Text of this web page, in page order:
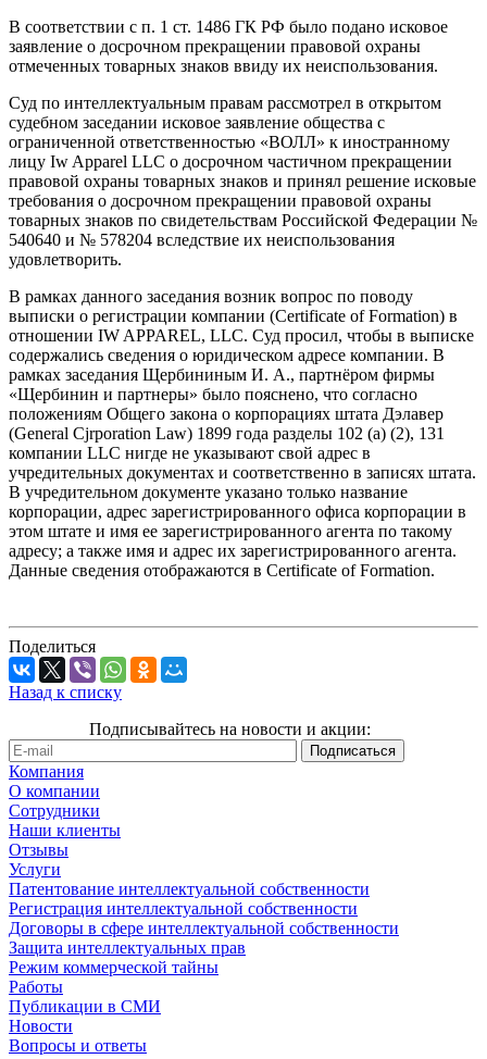
В соответствии с п. 1 ст. 1486 ГК РФ было подано исковое
заявление о досрочном прекращении правовой охраны
отмеченных товарных знаков ввиду их неиспользования.
Суд по интеллектуальным правам рассмотрел в открытом
судебном заседании исковое заявление общества с
ограниченной ответственностью «ВОЛЛ» к иностранному
лицу Iw Apparel LLC о досрочном частичном прекращении
правовой охраны товарных знаков и принял решение исковые
требования о досрочном прекращении правовой охраны
товарных знаков по свидетельствам Российской Федерации №
540640 и № 578204 вследствие их неиспользования
удовлетворить.
В рамках данного заседания возник вопрос по поводу
выписки о регистрации компании (Certificate of Formation) в
отношении IW APPAREL, LLC. Суд просил, чтобы в выписке
содержались сведения о юридическом адресе компании. В
рамках заседания Щербининым И. А., партнёром фирмы
«Щербинин и партнеры» было пояснено, что согласно
положениям Общего закона о корпорациях штата Дэлавер
(General Cjrporation Law) 1899 года разделы 102 (а) (2), 131
компании LLC нигде не указывают свой адрес в
учредительных документах и соответственно в записях штата.
В учредительном документе указано только название
корпорации, адрес зарегистрированного офиса корпорации в
этом штате и имя ее зарегистрированного агента по такому
адресу; а также имя и адрес их зарегистрированного агента.
Данные сведения отображаются в Certificate of Formation.
Поделиться
Назад к списку
Подписывайтесь на новости и акции:
Компания
О компании
Сотрудники
Наши клиенты
Отзывы
Услуги
Патентование интеллектуальной собственности
Регистрация интеллектуальной собственности
Договоры в сфере интеллектуальной собственности
Защита интеллектуальных прав
Режим коммерческой тайны
Работы
Публикации в СМИ
Новости
Вопросы и ответы